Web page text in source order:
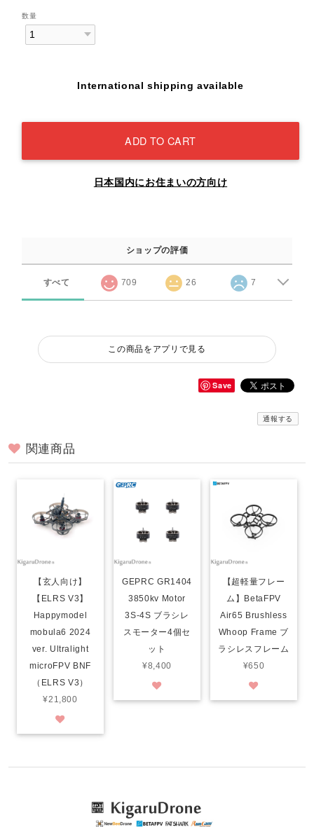
数量
International shipping available
ADD TO CART
日本国内にお住まいの方向け
ショップの評価
すべて 709 26 7
この商品をアプリで見る
Save
通報する
関連商品
【玄人向け】
【ELRS V3】
Happymodel
mobula6 2024
ver. Ultralight
microFPV BNF
（ELRS V3）
¥21,800
GEPRC GR1404
3850kv Motor
3S-4S ブラシレ
スモーター4個セ
ット
¥8,400
【超軽量フレー
ム】BetaFPV
Air65 Brushless
Whoop Frame ブ
ラシレスフレーム
¥650